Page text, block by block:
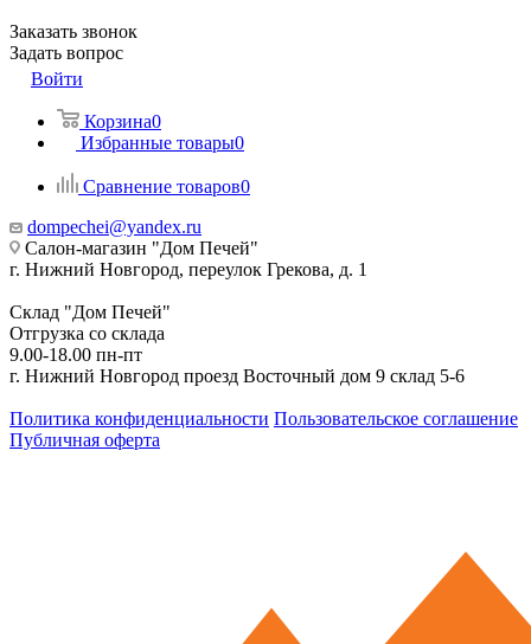
Заказать звонок
Задать вопрос
Войти
Корзина0
Избранные товары0
Сравнение товаров0
dompechei@yandex.ru
Салон-магазин "Дом Печей"
г. Нижний Новгород, переулок Грекова, д. 1
Склад "Дом Печей"
Отгрузка со склада
9.00-18.00 пн-пт
г. Нижний Новгород проезд Восточный дом 9 склад 5-6
Политика конфиденциальности Пользовательское соглашение
Публичная оферта